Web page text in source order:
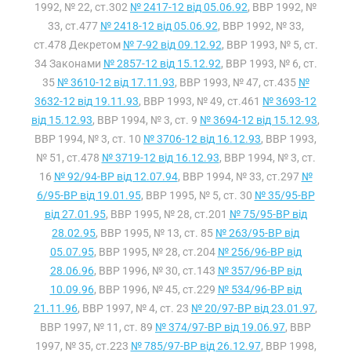
1992, № 22, ст.302 № 2417-12 від 05.06.92, ВВР 1992, №
33, ст.477 № 2418-12 від 05.06.92, ВВР 1992, № 33,
ст.478 Декретом № 7-92 від 09.12.92, ВВР 1993, № 5, ст.
34 Законами № 2857-12 від 15.12.92, ВВР 1993, № 6, ст.
35 № 3610-12 від 17.11.93, ВВР 1993, № 47, ст.435 №
3632-12 від 19.11.93, ВВР 1993, № 49, ст.461 № 3693-12
від 15.12.93, ВВР 1994, № 3, ст. 9 № 3694-12 від 15.12.93,
ВВР 1994, № 3, ст. 10 № 3706-12 від 16.12.93, ВВР 1993,
№ 51, ст.478 № 3719-12 від 16.12.93, ВВР 1994, № 3, ст.
16 № 92/94-ВР від 12.07.94, ВВР 1994, № 33, ст.297 №
6/95-ВР від 19.01.95, ВВР 1995, № 5, ст. 30 № 35/95-ВР
від 27.01.95, ВВР 1995, № 28, ст.201 № 75/95-ВР від
28.02.95, ВВР 1995, № 13, ст. 85 № 263/95-ВР від
05.07.95, ВВР 1995, № 28, ст.204 № 256/96-ВР від
28.06.96, ВВР 1996, № 30, ст.143 № 357/96-ВР від
10.09.96, ВВР 1996, № 45, ст.229 № 534/96-ВР від
21.11.96, ВВР 1997, № 4, ст. 23 № 20/97-ВР від 23.01.97,
ВВР 1997, № 11, ст. 89 № 374/97-ВР від 19.06.97, ВВР
1997, № 35, ст.223 № 785/97-ВР від 26.12.97, ВВР 1998,